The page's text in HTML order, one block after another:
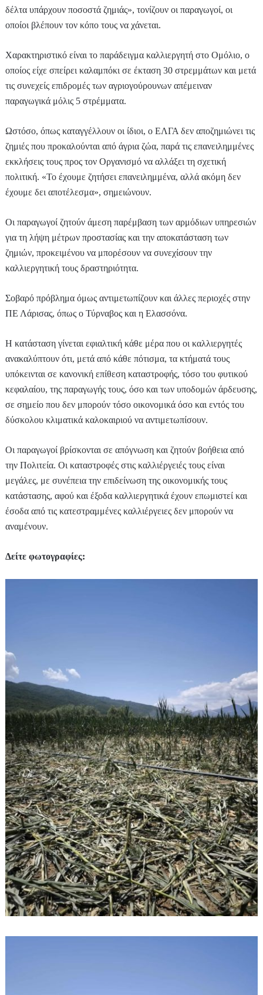
δέλτα υπάρχουν ποσοστά ζημιάς», τονίζουν οι παραγωγοί, οι
οποίοι βλέπουν τον κόπο τους να χάνεται.
Χαρακτηριστικό είναι το παράδειγμα καλλιεργητή στο Ομόλιο, ο
οποίος είχε σπείρει καλαμπόκι σε έκταση 30 στρεμμάτων και μετά
τις συνεχείς επιδρομές των αγριογούρουνων απέμειναν
παραγωγικά μόλις 5 στρέμματα.
Ωστόσο, όπως καταγγέλλουν οι ίδιοι, ο ΕΛΓΑ δεν αποζημιώνει τις
ζημιές που προκαλούνται από άγρια ζώα, παρά τις επανειλημμένες
εκκλήσεις τους προς τον Οργανισμό να αλλάξει τη σχετική
πολιτική. «Το έχουμε ζητήσει επανειλημμένα, αλλά ακόμη δεν
έχουμε δει αποτέλεσμα», σημειώνουν.
Οι παραγωγοί ζητούν άμεση παρέμβαση των αρμόδιων υπηρεσιών
για τη λήψη μέτρων προστασίας και την αποκατάσταση των
ζημιών, προκειμένου να μπορέσουν να συνεχίσουν την
καλλιεργητική τους δραστηριότητα.
Σοβαρό πρόβλημα όμως αντιμετωπίζουν και άλλες περιοχές στην
ΠΕ Λάρισας, όπως ο Τύρναβος και η Ελασσόνα.
Η κατάσταση γίνεται εφιαλτική κάθε μέρα που οι καλλιεργητές
ανακαλύπτουν ότι, μετά από κάθε πότισμα, τα κτήματά τους
υπόκεινται σε κανονική επίθεση καταστροφής, τόσο του φυτικού
κεφαλαίου, της παραγωγής τους, όσο και των υποδομών άρδευσης,
σε σημείο που δεν μπορούν τόσο οικονομικά όσο και εντός του
δύσκολου κλιματικά καλοκαιριού να αντιμετωπίσουν.
Οι παραγωγοί βρίσκονται σε απόγνωση και ζητούν βοήθεια από
την Πολιτεία. Οι καταστροφές στις καλλιέργειές τους είναι
μεγάλες, με συνέπεια την επιδείνωση της οικονομικής τους
κατάστασης, αφού και έξοδα καλλιεργητικά έχουν επωμιστεί και
έσοδα από τις κατεστραμμένες καλλιέργειες δεν μπορούν να
αναμένουν.
Δείτε φωτογραφίες: